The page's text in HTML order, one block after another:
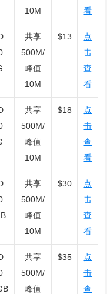
10M
看
共享
500M/
峰值
10M
$13
点
击
查
看
共享
500M/
峰值
10M
$18
点
击
查
看
共享
500M/
峰值
10M
$30
点
击
查
看
共享
500M/
峰值
$35
点
击
查